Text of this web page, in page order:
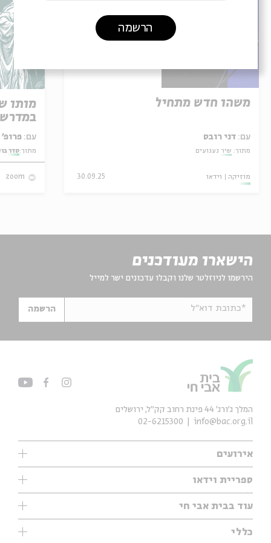
משהו חדש מתחיל
עם: דני רובס
מתוך: שיר געגועים
מוזיקה וידאו 30.09.25
מותו
עם: פרופ' אביגדור שנאן
מתוך:סדר
zoom
הישארו מעודכנים
הירשמו לניוזלטר שלנו וקבלו עדכונים ישר למייל
*כתובת דוא"ל הרשמה
אירועים
עיון
אנגלית
נוער
ספריית וידאו
ילדים
מוזיקה
עיון
עוד בבית אבי חי
תערוכות
מיוחדים
כללי
המלך ג'ורג' 44 פינת רחוב קק״ל, ירושלים
info@bac.org.il
02-6215300
הרשמה